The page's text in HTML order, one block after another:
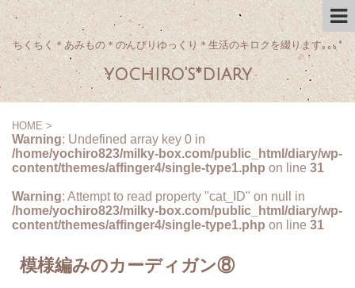
ちくちく＊あみもの＊のんびりゆっくり＊生活のキロクを綴ります｡｡｡*
yochiro's*diary
HOME >
Warning: Undefined array key 0 in
/home/yochiro823/milky-box.com/public_html/diary/wp-
content/themes/affinger4/single-type1.php on line 31
Warning: Attempt to read property "cat_ID" on null in
/home/yochiro823/milky-box.com/public_html/diary/wp-
content/themes/affinger4/single-type1.php on line 31
模様編みのカーディガン⑧